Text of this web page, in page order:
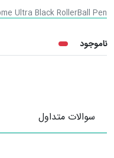
Ultra Black RollerBall Pen
ناموجود
سوالات متداول